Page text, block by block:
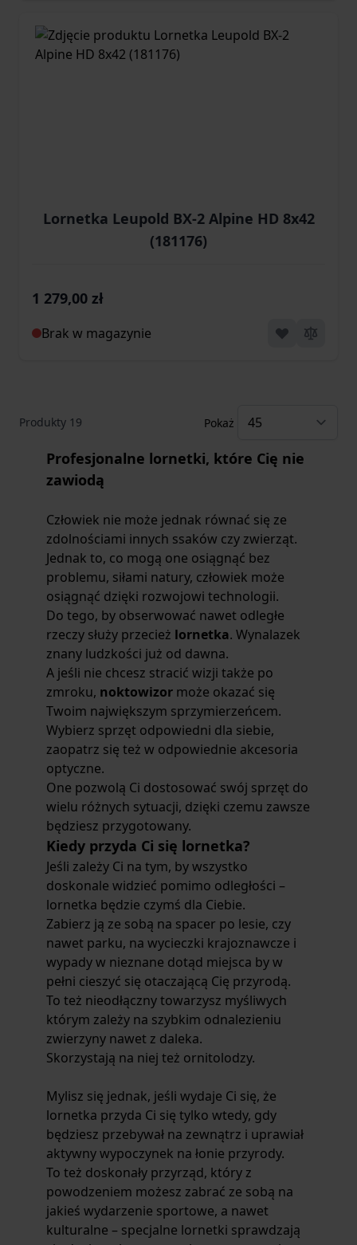
Lornetka Leupold BX-2 Alpine HD 8x42
(181176)
1 279,00 zł
Brak w magazynie
Produkty 19 Pokaż
Profesjonalne lornetki, które Cię nie
zawiodą
Człowiek nie może jednak równać się ze
zdolnościami innych ssaków czy zwierząt.
Jednak to, co mogą one osiągnąć bez
problemu, siłami natury, człowiek może
osiągnąć dzięki rozwojowi technologii.
Do tego, by obserwować nawet odległe
rzeczy służy przecież lornetka. Wynalazek
znany ludzkości już od dawna.
A jeśli nie chcesz stracić wizji także po
zmroku, noktowizor może okazać się
Twoim największym sprzymierzeńcem.
Wybierz sprzęt odpowiedni dla siebie,
zaopatrz się też w odpowiednie akcesoria
optyczne.
One pozwolą Ci dostosować swój sprzęt do
wielu różnych sytuacji, dzięki czemu zawsze
będziesz przygotowany.
Kiedy przyda Ci się lornetka?
Jeśli zależy Ci na tym, by wszystko
doskonale widzieć pomimo odległości –
lornetka będzie czymś dla Ciebie.
Zabierz ją ze sobą na spacer po lesie, czy
nawet parku, na wycieczki krajoznawcze i
wypady w nieznane dotąd miejsca by w
pełni cieszyć się otaczającą Cię przyrodą.
To też nieodłączny towarzysz myśliwych
którym zależy na szybkim odnalezieniu
zwierzyny nawet z daleka.
Skorzystają na niej też ornitolodzy.
Mylisz się jednak, jeśli wydaje Ci się, że
lornetka przyda Ci się tylko wtedy, gdy
będziesz przebywał na zewnątrz i uprawiał
aktywny wypoczynek na łonie przyrody.
To też doskonały przyrząd, który z
powodzeniem możesz zabrać ze sobą na
jakieś wydarzenie sportowe, a nawet
kulturalne – specjalne lornetki sprawdzają